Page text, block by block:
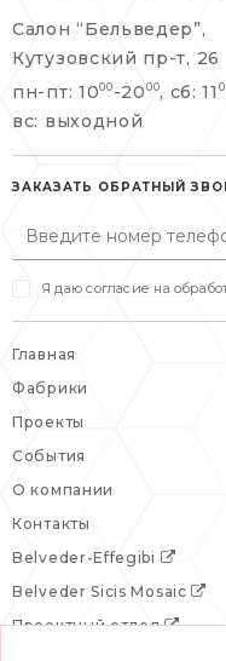
info@belveder-
пн-пт: 10:00-20:00
сб, вс:
+7 495 477 45 43
info@belveder-
пн-пт: 10:00-
сб: выходной
Салон “Бельведер”,
Кутузовский пр-т, 26
пн-пт: 1000 -20 00, сб: 11
вс: выходной
ЗАКАЗАТЬ ОБРАТНЫЙ
Я даю согласие на
Главная
Фабрики
Проекты
События
О компании
Контакты
Belveder-Effegibi
Belveder Sicis Mosaic
Проектный отдел